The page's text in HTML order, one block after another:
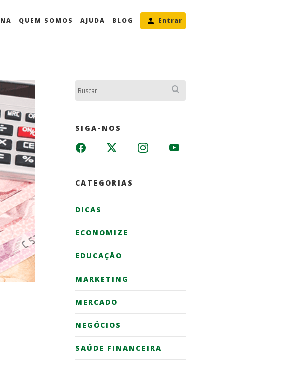
QUEM SOMOS AJUDA BLOG Entrar
SIGA-NOS
CATEGORIAS
DICAS
ECONOMIZE
EDUCAÇÃO
MARKETING
MERCADO
NEGÓCIOS
SAÚDE FINANCEIRA